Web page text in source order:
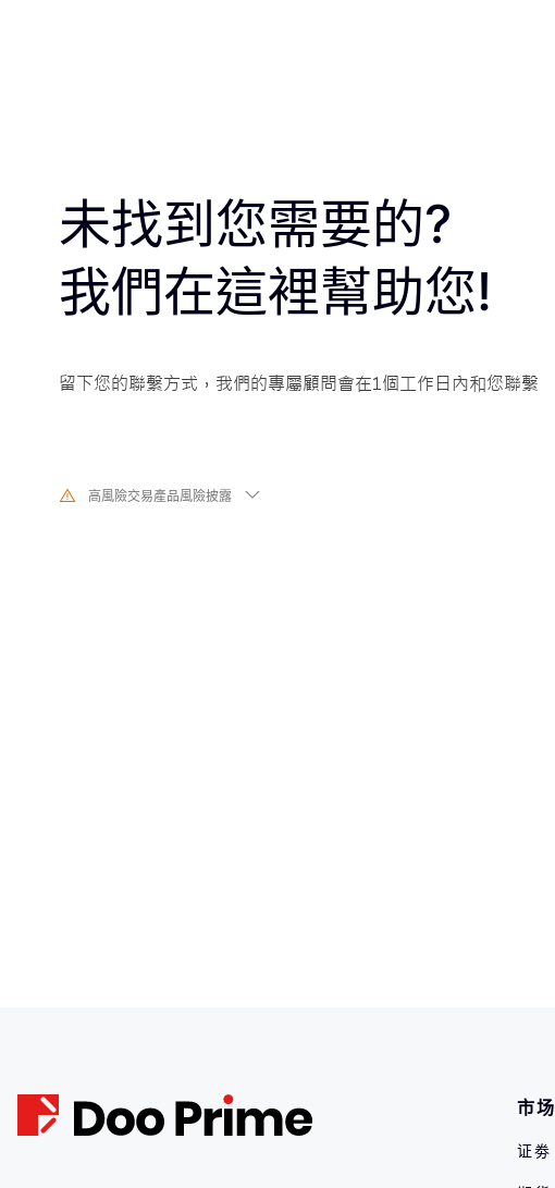
未找到您需要的?
我們在這裡幫助您!
留下您的聯繫方式，我們的專屬顧問會在1個工作日內和您聯繫
高風險交易產品風險披露
市场
证劵